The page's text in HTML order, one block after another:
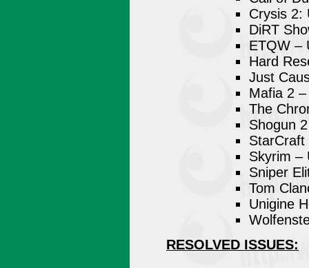
Crysis 2:
DiRT
ETQW –
Hard
Just
Mafia 2
The
Shogun
Skyrim –
Sniper
Tom
Unigine
RESOLVED ISSUES: